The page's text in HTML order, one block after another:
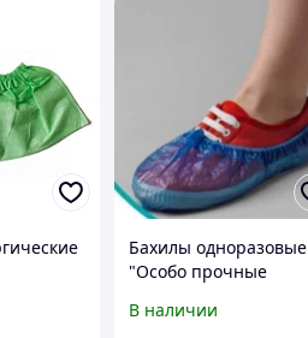
Бахилы одноразовые
"Особо прочные
В наличии